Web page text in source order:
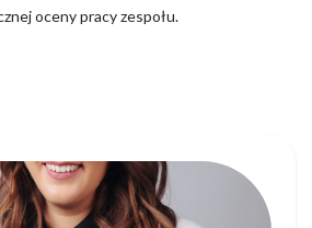
oceny pracy zespołu.